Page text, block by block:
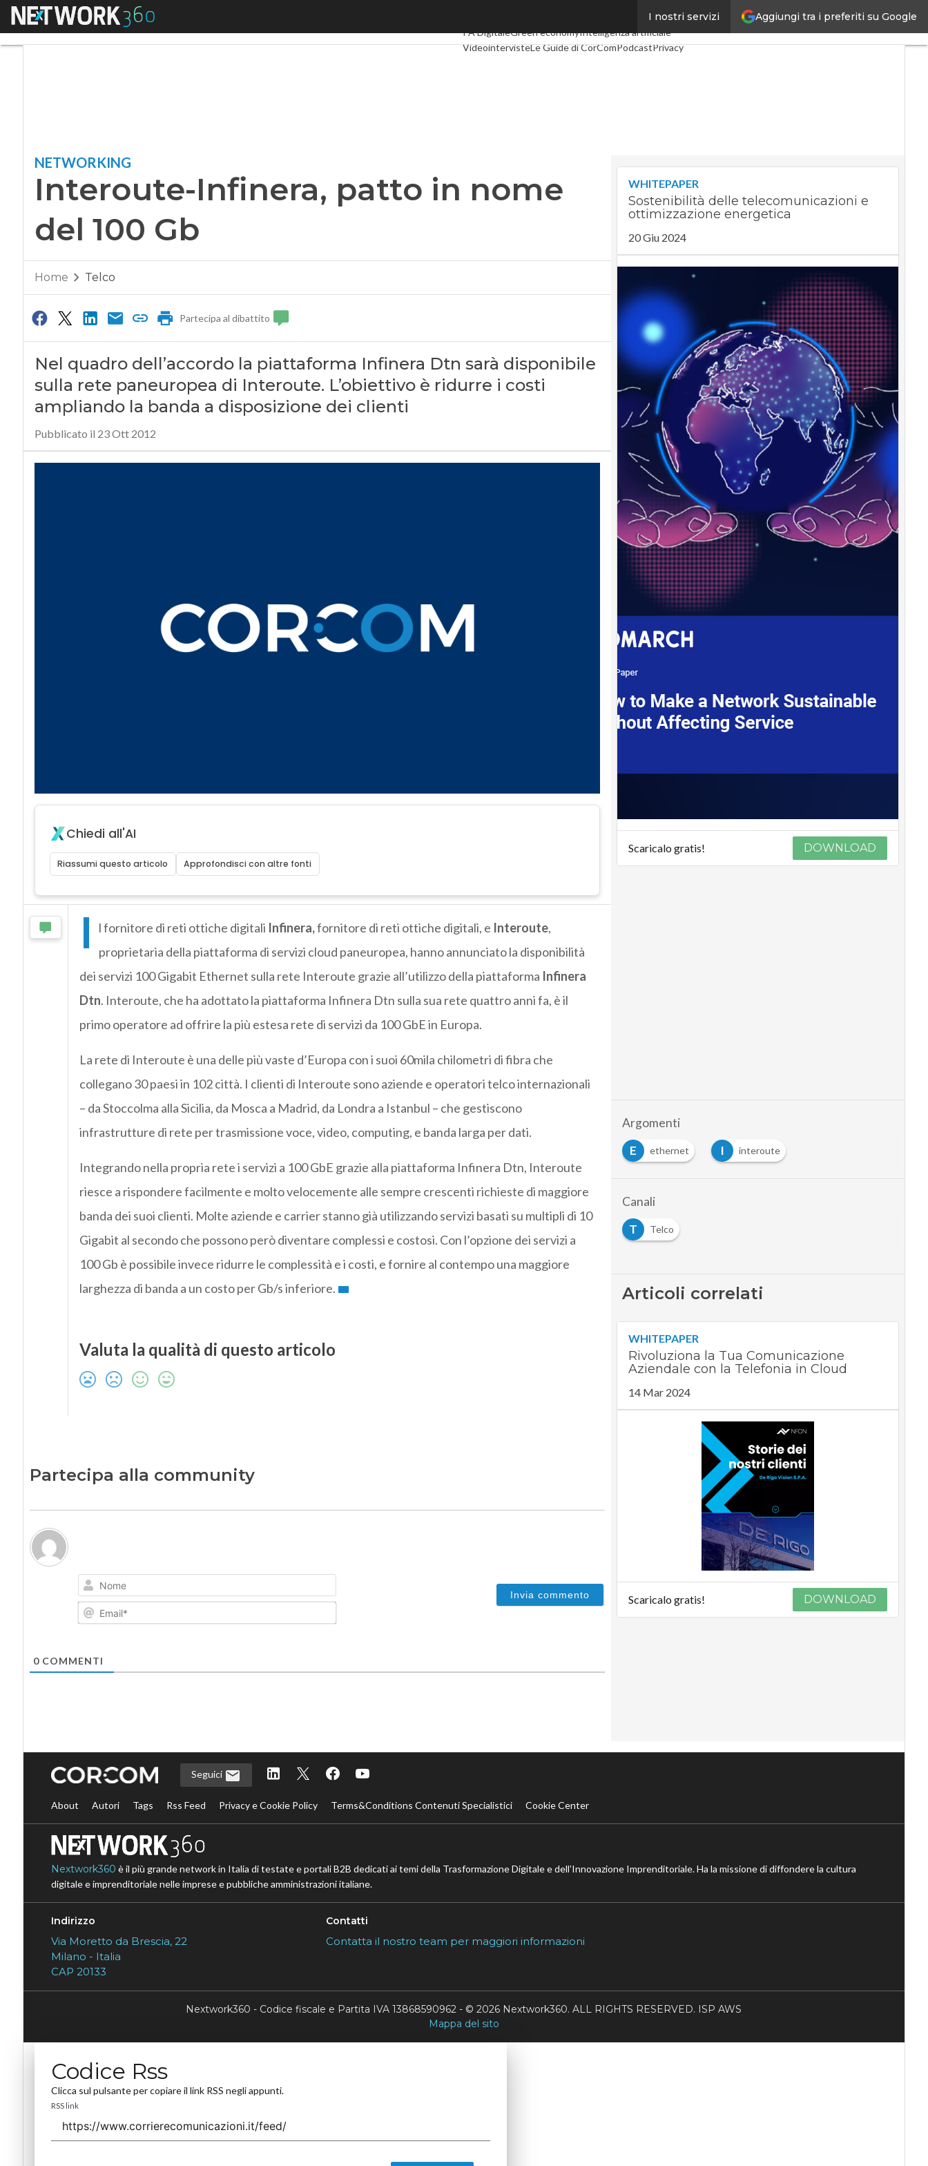
Aggiungi tra i preferiti su Google
I nostri servizi
Menu Industria 4.0SpacEconomy
PA DigitaleGreen economyIntelligenza artificiale
VideointervisteLe Guide di CorComPodcastPrivacy
NETWORKING
Interoute-Infinera, patto in nome
del 100 Gb
Home Telco
Partecipa al dibattito
Nel quadro dell’accordo la piattaforma Infinera Dtn sarà disponibile
sulla rete paneuropea di Interoute. L’obiettivo è ridurre i costi
ampliando la banda a disposizione dei clienti
Pubblicato il 23 Ott 2012
Chiedi all'AI
Riassumi questo articolo Approfondisci con altre fonti
I l fornitore di reti ottiche digitali Infinera,fornitore di reti ottiche digitali, e Interoute,
proprietaria della piattaforma di servizi cloud paneuropea, hanno annunciato la disponibilità
dei servizi 100 Gigabit Ethernet sulla rete Interoute grazie all’utilizzo della piattaforma Infinera
Dtn. Interoute, che ha adottato la piattaforma Infinera Dtn sulla sua rete quattro anni fa, è il
primo operatore ad offrire la più estesa rete di servizi da 100 GbE in Europa.
La rete di Interoute è una delle più vaste d’Europa con i suoi 60mila chilometri di fibra che
collegano 30 paesi in 102 città. I clienti di Interoute sono aziende e operatori telco internazionali
– da Stoccolma alla Sicilia, da Mosca a Madrid, da Londra a Istanbul – che gestiscono
infrastrutture di rete per trasmissione voce, video, computing, e banda larga per dati.
Integrando nella propria rete i servizi a 100 GbE grazie alla piattaforma Infinera Dtn, Interoute
riesce a rispondere facilmente e molto velocemente alle sempre crescenti richieste di maggiore
banda dei suoi clienti. Molte aziende e carrier stanno già utilizzando servizi basati su multipli di 10
Gigabit al secondo che possono però diventare complessi e costosi. Con l’opzione dei servizi a
100 Gb è possibile invece ridurre le complessità e i costi, e fornire al contempo una maggiore
larghezza di banda a un costo per Gb/s inferiore.
Valuta la qualità di questo articolo
Partecipa alla community
Nome
Email*
0COMMENTI
WHITEPAPER
Sostenibilità delle telecomunicazioni e
ottimizzazione energetica
20 Giu 2024
Scaricalo gratis! DOWNLOAD
Argomenti
E
ethernet I interoute
Canali
T
Telco
Articoli correlati
WHITEPAPER
Rivoluziona la Tua Comunicazione
Aziendale con la Telefonia in Cloud
14 Mar 2024
Scaricalo gratis! DOWNLOAD
Seguici
About Autori Tags Rss Feed Privacy e Cookie Policy Terms&Conditions Contenuti Specialistici Cookie Center
Nextwork360 è il più grande network in Italia di testate e portali B2B dedicati ai temi della Trasformazione Digitale e dell’Innovazione Imprenditoriale. Ha la missione di diffondere la cultura
digitale e imprenditoriale nelle imprese e pubbliche amministrazioni italiane.
Indirizzo
Via Moretto da Brescia, 22
Milano - Italia
CAP 20133
Contatti
Contatta il nostro team per maggiori informazioni
Nextwork360 - Codice fiscale e Partita IVA 13868590962 - © 2026 Nextwork360. ALL RIGHTS RESERVED. ISP AWS
Mappa del sito
Codice Rss
Clicca sul pulsante per copiare il link RSS negli appunti.
RSS link